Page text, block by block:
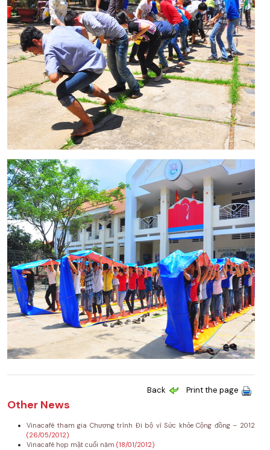
Back Print the page
Other News
Vinacafé tham gia Chương trình Đi bộ vì Sức khỏe Cộng đồng – 2012
(26/05/2012)
Vinacafé họp mặt cuối năm (18/01/2012)